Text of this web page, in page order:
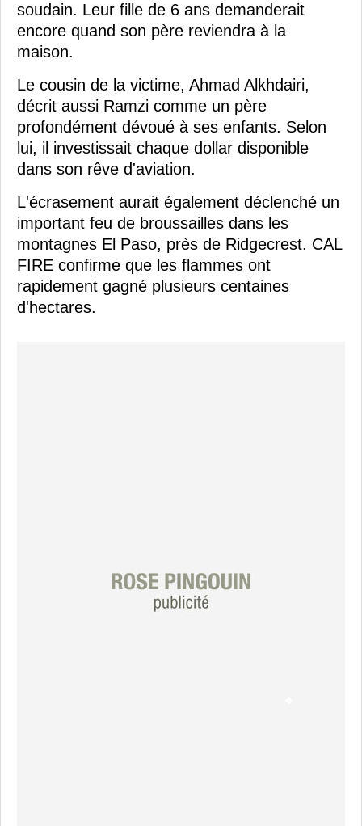
soudain. Leur fille de 6 ans demanderait
encore quand son père reviendra à la
maison.
Le cousin de la victime, Ahmad Alkhdairi,
décrit aussi Ramzi comme un père
profondément dévoué à ses enfants. Selon
lui, il investissait chaque dollar disponible
dans son rêve d'aviation.
L'écrasement aurait également déclenché un
important feu de broussailles dans les
montagnes El Paso, près de Ridgecrest. CAL
FIRE confirme que les flammes ont
rapidement gagné plusieurs centaines
d'hectares.